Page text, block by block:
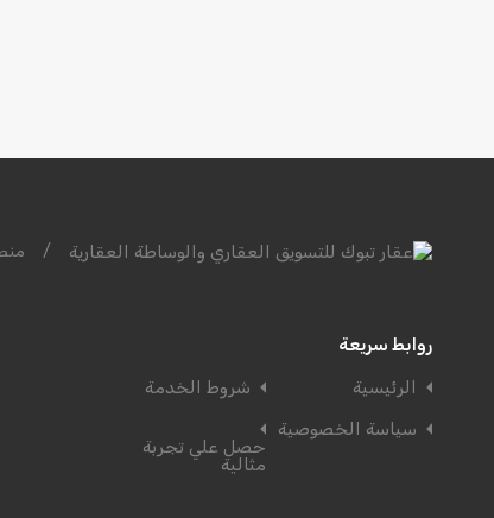
/
روابط سريعة
الرئيسية
شروط الخدمة
سياسة الخصوصية
حصل علي تجربة
مثالية